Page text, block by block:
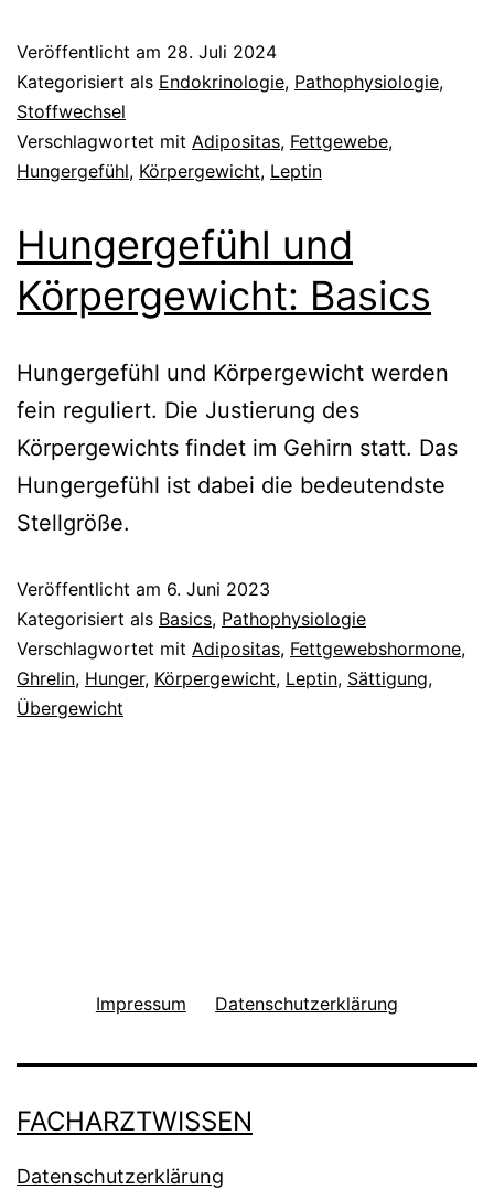
Veröffentlicht am 28. Juli 2024
Kategorisiert als Endokrinologie, Pathophysiologie,
Stoffwechsel
Verschlagwortet mit Adipositas, Fettgewebe,
Hungergefühl, Körpergewicht, Leptin
Hungergefühl und
Körpergewicht: Basics
Hungergefühl und Körpergewicht werden
fein reguliert. Die Justierung des
Körpergewichts findet im Gehirn statt. Das
Hungergefühl ist dabei die bedeutendste
Stellgröße.
Veröffentlicht am 6. Juni 2023
Kategorisiert als Basics, Pathophysiologie
Verschlagwortet mit Adipositas, Fettgewebshormone,
Ghrelin, Hunger, Körpergewicht, Leptin, Sättigung,
Übergewicht
Impressum Datenschutzerklärung
FACHARZTWISSEN
Datenschutzerklärung